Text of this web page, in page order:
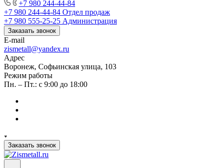
+7 980 244-44-84
+7 980 244-44-84 Отдел продаж
+7 980 555-25-25 Администрация
Заказать звонок
E-mail
zismetall@yandex.ru
Адрес
Воронеж, Софьинская улица, 103
Режим работы
Пн. – Пт.: с 9:00 до 18:00
Заказать звонок